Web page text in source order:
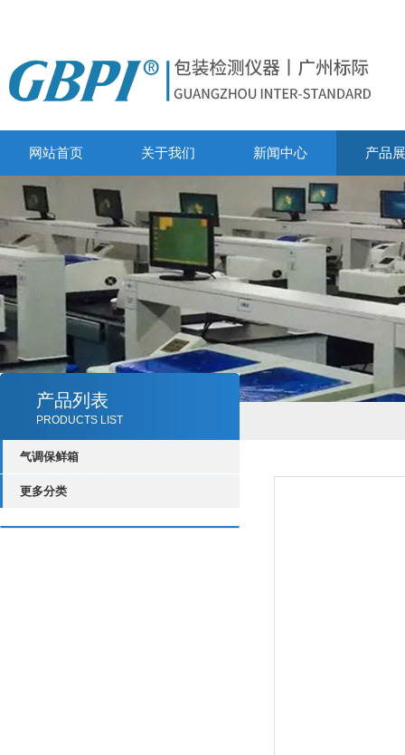
网站首页 关于我们 新闻中心 产品
产品列表
PRODUCTS LIST
气调保鲜箱
更多分类